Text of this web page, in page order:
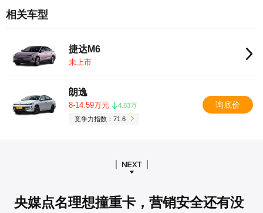
相关车型
捷达M6
未上市
朗逸
8-14.59万元
4.83万
竞争力指数：71.6
询底价
央媒点名理想撞重卡，营销安全还有没